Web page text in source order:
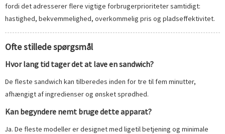
fordi det adresserer flere vigtige forbrugerprioriteter samtidigt:
hastighed, bekvemmelighed, overkommelig pris og pladseffektivitet.
Ofte stillede spørgsmål
Hvor lang tid tager det at lave en sandwich?
De fleste sandwich kan tilberedes inden for tre til fem minutter,
afhængigt af ingredienser og ønsket sprødhed.
Kan begyndere nemt bruge dette apparat?
Ja. De fleste modeller er designet med ligetil betjening og minimale